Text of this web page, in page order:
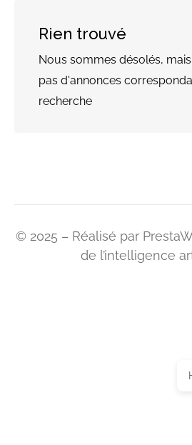
Rien trouvé
Nous sommes désolés,
pas d'annonces
recherche
© 2025 – Réalisé par
de l’intelligence